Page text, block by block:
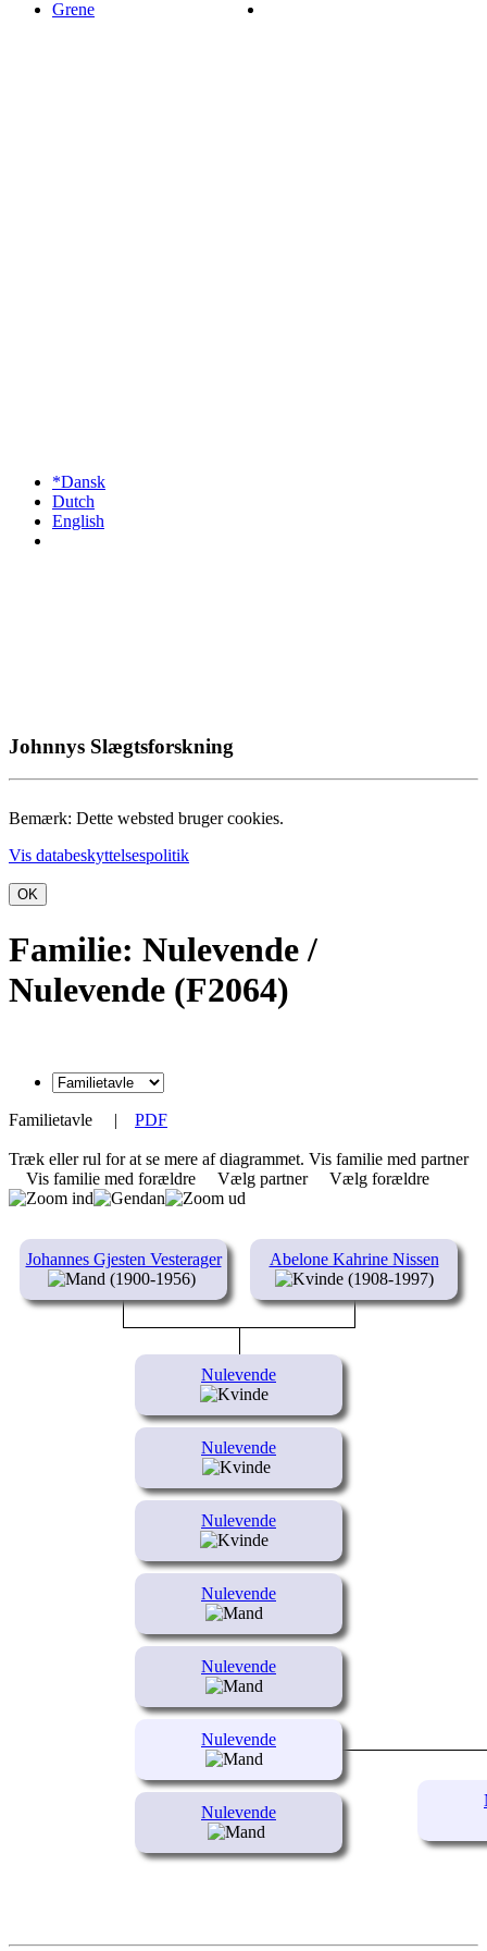
Grene
*Dansk
Dutch
English
Johnnys Slægtsforskning
Bemærk: Dette websted bruger cookies.
Vis databeskyttelsespolitik
OK
Familie: Nulevende /
Nulevende (F2064)
Familietavle | PDF
Træk eller rul for at se mere af diagrammet. Vis familie med partner
Vis familie med forældre
Vælg partner Vælg forældre
Johannes Gjesten Vesterager
(1900-1956)
Abelone Kahrine Nissen
(1908-1997)
Nulevende
Nulevende
Nulevende
Nulevende
Nulevende
Nulevende
Nulevende